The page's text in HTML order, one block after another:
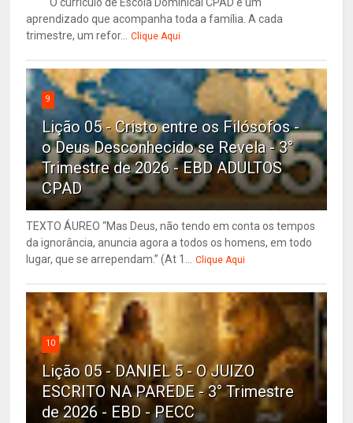
O currículo de Escola Dominical CPAD é um
aprendizado que acompanha toda a família. A cada
trimestre, um refor... Clique Aqui
9
Lição 05 - Cristo entre os Filósofos -
o Deus Desconhecido se Revela - 3°
Trimestre de 2026 - EBD ADULTOS
CPAD
TEXTO ÁUREO “Mas Deus, não tendo em conta os tempos
da ignorância, anuncia agora a todos os homens, em todo
lugar, que se arrependam.” (At 1... Clique Aqui
10
Lição 05 - DANIEL 5 - O JUIZO
ESCRITO NA PAREDE - 3° Trimestre
de 2026 - EBD - PECC